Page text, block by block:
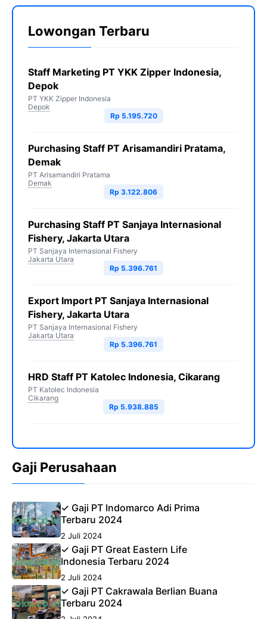
Lowongan Terbaru
Staff Marketing PT YKK Zipper Indonesia,
Depok
PT YKK Zipper Indonesia
Depok
Rp 5.195.720
Purchasing Staff PT Arisamandiri Pratama,
Demak
PT Arisamandiri Pratama
Demak
Rp 3.122.806
Purchasing Staff PT Sanjaya Internasional
Fishery, Jakarta Utara
PT Sanjaya Internasional Fishery
Jakarta Utara
Rp 5.396.761
Export Import PT Sanjaya Internasional
Fishery, Jakarta Utara
PT Sanjaya Internasional Fishery
Jakarta Utara
Rp 5.396.761
HRD Staff PT Katolec Indonesia, Cikarang
PT Katolec Indonesia
Cikarang
Rp 5.938.885
Gaji Perusahaan
✓ Gaji PT Indomarco Adi Prima
Terbaru 2024
2 Juli 2024
✓ Gaji PT Great Eastern Life
Indonesia Terbaru 2024
2 Juli 2024
✓ Gaji PT Cakrawala Berlian Buana
Terbaru 2024